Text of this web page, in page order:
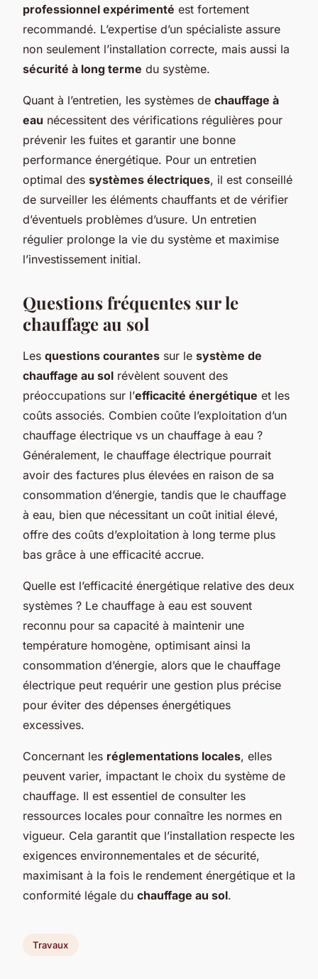
professionnel expérimenté est fortement
recommandé. L’expertise d’un spécialiste assure
non seulement l’installation correcte, mais aussi la
sécurité à long terme du système.
Quant à l’entretien, les systèmes de chauffage à
eau nécessitent des vérifications régulières pour
prévenir les fuites et garantir une bonne
performance énergétique. Pour un entretien
optimal des systèmes électriques, il est conseillé
de surveiller les éléments chauffants et de vérifier
d’éventuels problèmes d’usure. Un entretien
régulier prolonge la vie du système et maximise
l’investissement initial.
Questions fréquentes sur le
chauffage au sol
Les questions courantes sur le système de
chauffage au sol révèlent souvent des
préoccupations sur l’efficacité énergétique et les
coûts associés. Combien coûte l’exploitation d’un
chauffage électrique vs un chauffage à eau ?
Généralement, le chauffage électrique pourrait
avoir des factures plus élevées en raison de sa
consommation d’énergie, tandis que le chauffage
à eau, bien que nécessitant un coût initial élevé,
offre des coûts d’exploitation à long terme plus
bas grâce à une efficacité accrue.
Quelle est l’efficacité énergétique relative des deux
systèmes ? Le chauffage à eau est souvent
reconnu pour sa capacité à maintenir une
température homogène, optimisant ainsi la
consommation d’énergie, alors que le chauffage
électrique peut requérir une gestion plus précise
pour éviter des dépenses énergétiques
excessives.
Concernant les réglementations locales, elles
peuvent varier, impactant le choix du système de
chauffage. Il est essentiel de consulter les
ressources locales pour connaître les normes en
vigueur. Cela garantit que l’installation respecte les
exigences environnementales et de sécurité,
maximisant à la fois le rendement énergétique et la
conformité légale du chauffage au sol.
Travaux